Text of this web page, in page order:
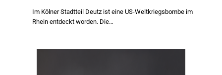
Im Kölner Stadtteil Deutz ist eine US-Weltkriegsbombe im
Rhein entdeckt worden. Die…